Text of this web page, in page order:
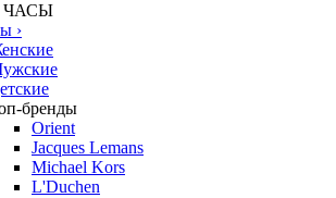
ЧАСЫ
›
бренды
Orient
Jacques Lemans
Michael Kors
L'Duchen